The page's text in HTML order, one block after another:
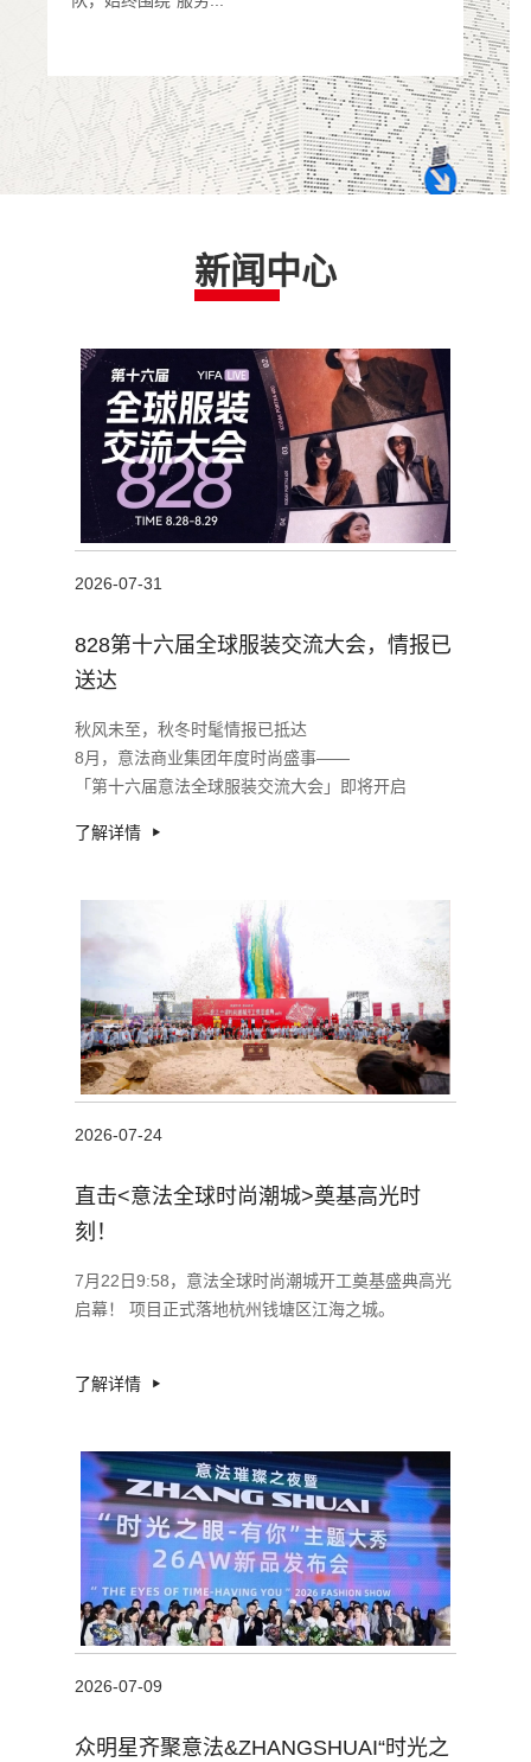
新闻中心
2026-07-31
828第十六届全球服装交流大会，情报已
送达
秋风未至，秋冬时髦情报已抵达
8月，意法商业集团年度时尚盛事——
「第十六届意法全球服装交流大会」即将开启
一场融合新品发布、趋势探索与沉浸式采批体验的
了解详情
2026-07-24
直击<意法全球时尚潮城>奠基高光时
刻！
7月22日9:58，意法全球时尚潮城开工奠基盛典高光
启幕！ 项目正式落地杭州钱塘区江海之城。
了解详情
2026-07-09
众明星齐聚意法&ZHANGSHUAI“时光之